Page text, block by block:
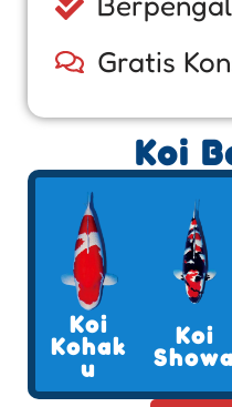
Gratis
Koi
Koi
Kohak
u
Koi
Showa